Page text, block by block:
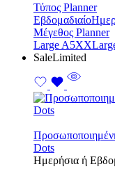
Τύπος Planner
Εβδομαδιαίο
Μέγεθος Planner
Large A5
SaleLimited
Dots
Ημερήσια ή